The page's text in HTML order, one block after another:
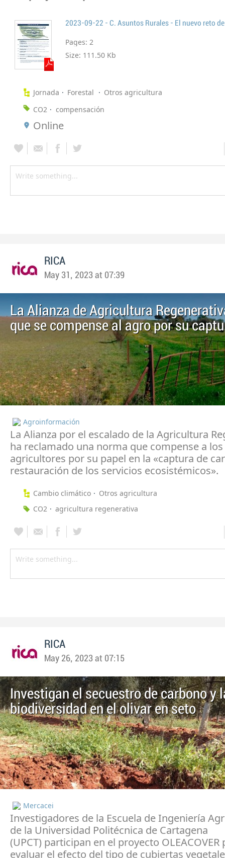
Pages: 2
Size: 111.50 Kb
Jornada Forestal
Otros agricultura
CO2
compensación
Online
RICA
May 31, 2023 at 07:39
La Alianza de Agricultura
que se compense al agro por su
Agroinformación
La Alianza por el escalado de la Agricultura
ha reclamado una norma que compense a los
agricultores por su papel en la «captura de
restauración de los servicios ecosistémicos».
Cambio climático
Otros agricultura
CO2
agricultura regenerativa
RICA
May 26, 2023 at 07:15
Investigan el secuestro de carbono y
biodiversidad en el olivar en seto
Mercacei
Investigadores de la Escuela de Ingeniería
de la Universidad Politécnica de Cartagena
(UPCT) participan en el proyecto OLEACOVER
evaluar el efecto del tipo de cubiertas